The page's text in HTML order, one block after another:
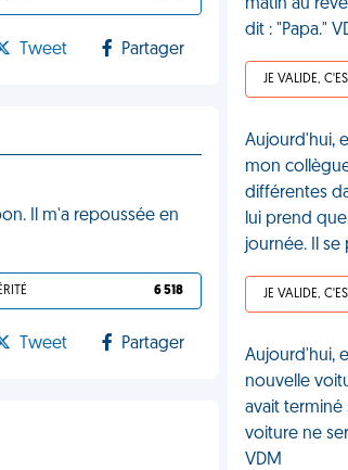
Tweet Partager
Il m'a repoussée en
6 518
Tweet Partager
matin au
dit : "Papa."
Aujourd'hui,
mon
différentes
lui prend
journée. Il
Aujourd'hui,
nouvelle
avait terminé
voiture ne
VDM